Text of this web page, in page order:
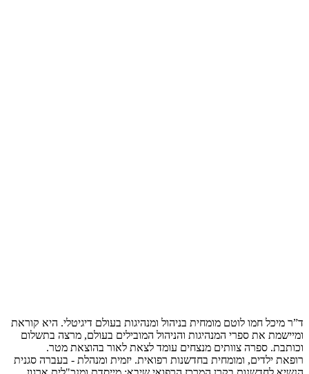
ד”ר מיכל חמו לוטם מומחית בניהול ומנהיגות בעולם דיגיטלי. היא קוראת
ומיישמת את ספרי המנהיגות והניהול המובילים בעולם, מרצה בתשלום
וכותבת. ספרה צוותים מנצחים עומד לצאת לאור בהוצאת מטר.
רופאת ילדים, ומומחית בחדשנות רפואית. יזמית ומנהלת - בעברה סגנית